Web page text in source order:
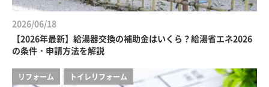
2026/06/18
【2026年最新】給湯器交換の補助金はいくら？給湯省エネ2026
の条件・申請方法を解説
リフォーム トイレリフォーム